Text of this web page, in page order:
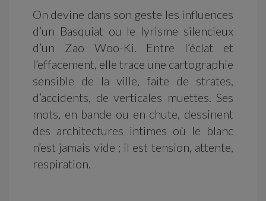
On devine dans son geste les influences
d’un Basquiat ou le lyrisme silencieux
d’un Zao Woo-Ki. Entre l’éclat et
l’effacement, elle trace une cartographie
sensible de la ville, faite de strates,
d’accidents, de verticales muettes. Ses
mots, en bande ou en chute, dessinent
des architectures intimes où le blanc
n’est jamais vide ; il est tension, attente,
respiration.